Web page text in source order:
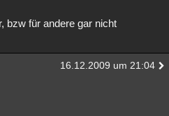
bzw für andere gar nicht
16.12.2009 um 21:04